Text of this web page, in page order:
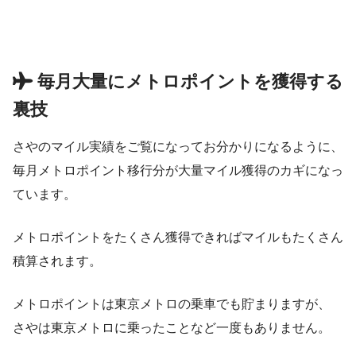
毎月大量にメトロポイントを獲得する
裏技
さやのマイル実績をご覧になってお分かりになるように、
毎月メトロポイント移行分が大量マイル獲得のカギになっ
ています。
メトロポイントをたくさん獲得できればマイルもたくさん
積算されます。
メトロポイントは東京メトロの乗車でも貯まりますが、
さやは東京メトロに乗ったことなど一度もありません。